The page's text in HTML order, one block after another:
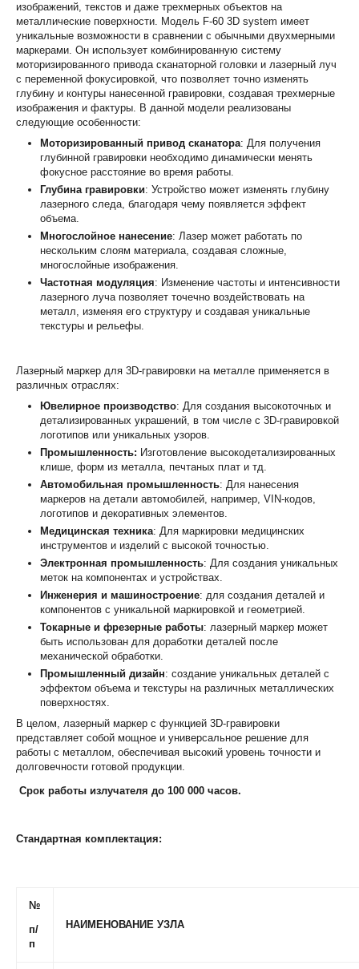
изображений, текстов и даже трехмерных объектов на
металлические поверхности. Модель F-60 3D system имеет
уникальные возможности в сравнении с обычными двухмерными
маркерами. Он использует комбинированную систему
моторизированного привода сканаторной головки и лазерный луч
с переменной фокусировкой, что позволяет точно изменять
глубину и контуры нанесенной гравировки, создавая трехмерные
изображения и фактуры. В данной модели реализованы
следующие особенности:
Моторизированный привод сканатора: Для получения
глубинной гравировки необходимо динамически менять
фокусное расстояние во время работы.
Глубина гравировки: Устройство может изменять глубину
лазерного следа, благодаря чему появляется эффект
объема.
Многослойное нанесение: Лазер может работать по
нескольким слоям материала, создавая сложные,
многослойные изображения.
Частотная модуляция: Изменение частоты и интенсивности
лазерного луча позволяет точечно воздействовать на
металл, изменяя его структуру и создавая уникальные
текстуры и рельефы.
Лазерный маркер для 3D-гравировки на металле применяется в
различных отраслях:
Ювелирное производство: Для создания высокоточных и
детализированных украшений, в том числе с 3D-гравировкой
логотипов или уникальных узоров.
Промышленность: Изготовление высокодетализированных
клише, форм из металла, печтаных плат и тд.
Автомобильная промышленность: Для нанесения
маркеров на детали автомобилей, например, VIN-кодов,
логотипов и декоративных элементов.
Медицинская техника: Для маркировки медицинских
инструментов и изделий с высокой точностью.
Электронная промышленность: Для создания уникальных
меток на компонентах и устройствах.
Инженерия и машиностроение: для создания деталей и
компонентов с уникальной маркировкой и геометрией.
Токарные и фрезерные работы: лазерный маркер может
быть использован для доработки деталей после
механической обработки.
Промышленный дизайн: создание уникальных деталей с
эффектом объема и текстуры на различных металлических
поверхностях.
В целом, лазерный маркер с функцией 3D-гравировки
представляет собой мощное и универсальное решение для
работы с металлом, обеспечивая высокий уровень точности и
долговечности готовой продукции.
Срок работы излучателядо 100 000 часов.
Стандартная комплектация:
№
п/
п
НАИМЕНОВАНИЕ УЗЛА